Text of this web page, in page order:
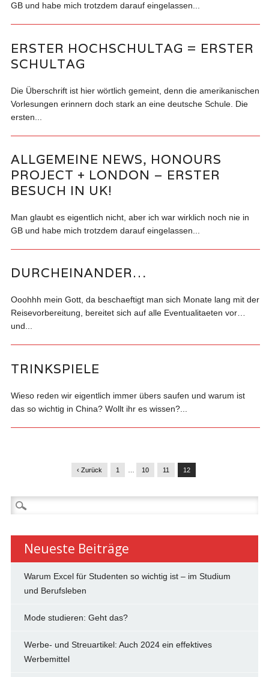
GB und habe mich trotzdem darauf eingelassen...
ERSTER HOCHSCHULTAG = ERSTER
SCHULTAG
Die Überschrift ist hier wörtlich gemeint, denn die amerikanischen
Vorlesungen erinnern doch stark an eine deutsche Schule. Die
ersten...
ALLGEMEINE NEWS, HONOURS
PROJECT + LONDON – ERSTER
BESUCH IN UK!
Man glaubt es eigentlich nicht, aber ich war wirklich noch nie in
GB und habe mich trotzdem darauf eingelassen...
DURCHEINANDER…
Ooohhh mein Gott, da beschaeftigt man sich Monate lang mit der
Reisevorbereitung, bereitet sich auf alle Eventualitaeten vor…
und...
TRINKSPIELE
Wieso reden wir eigentlich immer übers saufen und warum ist
das so wichtig in China? Wollt ihr es wissen?...
‹ Zurück 1 10 11 12
Suchen
nach:
Neueste Beiträge
Warum Excel für Studenten so wichtig ist – im Studium
und Berufsleben
Mode studieren: Geht das?
Werbe- und Streuartikel: Auch 2024 ein effektives
Werbemittel